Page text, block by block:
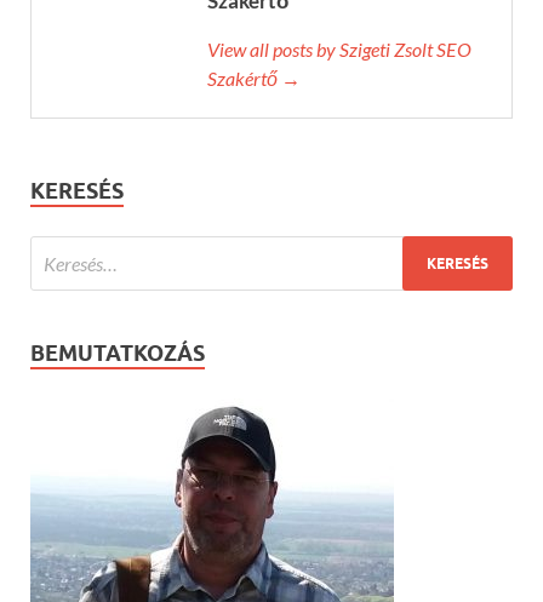
View all posts by Szigeti Zsolt SEO
Szakértő →
KERESÉS
BEMUTATKOZÁS